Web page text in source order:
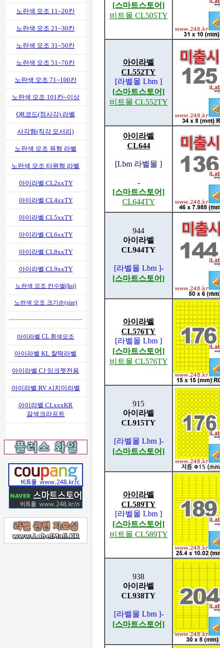
노란색 모조 11~20칸
노란색 모조 21~30칸
노란색 모조 31~50칸
노란색 모조 51~70칸
노란색 모조 71~100칸
노란색 모조 101칸~이상
QR코드(정사각) 라벨
사각형(직각 모서리)
노란색 모조 원형 라벨
노란색 모조 타원형 라벨
아이라벨 CL2xxTY
아이라벨 CL4xxTY
아이라벨 CL5xxTY
아이라벨 CL6xxTY
아이라벨 CL8xxTY
아이라벨 CL9xxTY
노란색 모조 칸수별(list)
노란색 모조 크기순(size)
아이라벨 CL 흰색모조
아이라벨 KL 찰떡라벨
아이라벨 CJ 잉크젯전용
아이라벨 RV 시치미라벨
아이라벨 CLxxxKR
갈색크라프트
[스마트스토어]
비트몰 CL505TY
아이라벨
CL552TY
[라벨몰 Lbm ]
[스마트스토어]
비트몰 CL552TY
아이라벨
CL644
[Lbm 라벨몰 ]
-
[스마트스토어]
CL644TY
944
아이라벨
CL944TY
[라벨몰 Lbm ]-
[스마트스토어]
아이라벨
CL576TY
[라벨몰 Lbm ]
[스마트스토어]
비트몰 CL576TY
915
아이라벨
CL915TY
[라벨몰 Lbm ]-
[스마트스토어]
아이라벨
CL589TY
[라벨몰 Lbm ]
[스마트스토어]
비트몰 CL589TY
938
아이라벨
CL938TY
[라벨몰 Lbm ]-
[스마트스토어]